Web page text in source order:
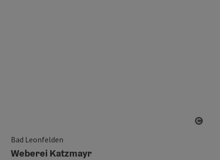
Bad Leonfelden
Weberei Katzmayr